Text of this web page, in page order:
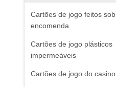
Cartões de jogo feitos sob
encomenda
Cartões de jogo plásticos
impermeáveis
Cartões de jogo do casino